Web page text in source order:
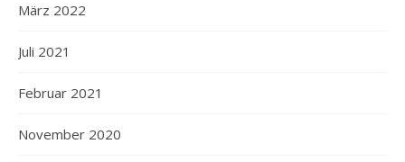
März 2022
Juli 2021
Februar 2021
November 2020